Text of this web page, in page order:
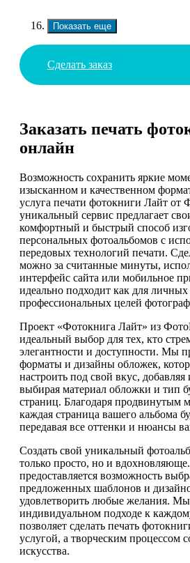
Показать еще
Сделать заказ
Заказать печать
онлайн
Возможность сохранить яркие
изысканном и качественном
услуга печати фотокниги Лайт от
уникальный сервис предлагает
комфортный и быстрый способ
персональных фотоальбомов с
передовых технологий печати.
можно за считанные минуты,
интерфейс сайта или мобильное
идеально подходит как для
профессиональных целей
Проект «Фотокнига Лайт» из
идеальный выбор для тех, кто
элегантности и доступности. Мы
форматы и дизайны обложек,
настроить под свой вкус,
выбирая материал обложки и тип
страниц. Благодаря продвинутым
каждая страница вашего альбома
передавая все оттенки и нюансы
Создать свой уникальный
только просто, но и
предоставляется возможность
предложенных шаблонов и
удовлетворить любые желания. Мы
индивидуальном подходе к
позволяет сделать печать
услугой, а творческим процессом
искусства.